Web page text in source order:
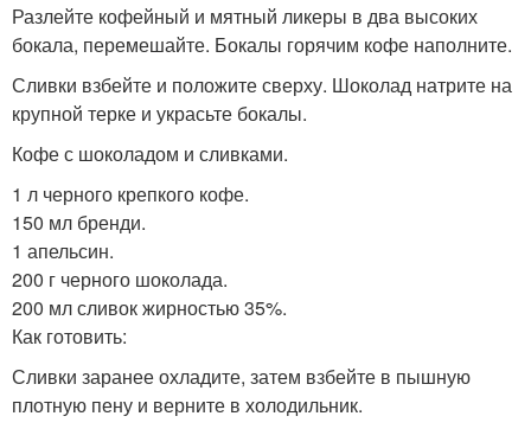
Разлейте кофейный и мятный ликеры в два высоких
бокала, перемешайте. Бокалы горячим кофе наполните.
Сливки взбейте и положите сверху. Шоколад натрите на
крупной терке и украсьте бокалы.
Кофе с шоколадом и сливками.
1 л черного крепкого кофе.
150 мл бренди.
1 апельсин.
200 г черного шоколада.
200 мл сливок жирностью 35%.
Как готовить:
Сливки заранее охладите, затем взбейте в пышную
плотную пену и верните в холодильник.